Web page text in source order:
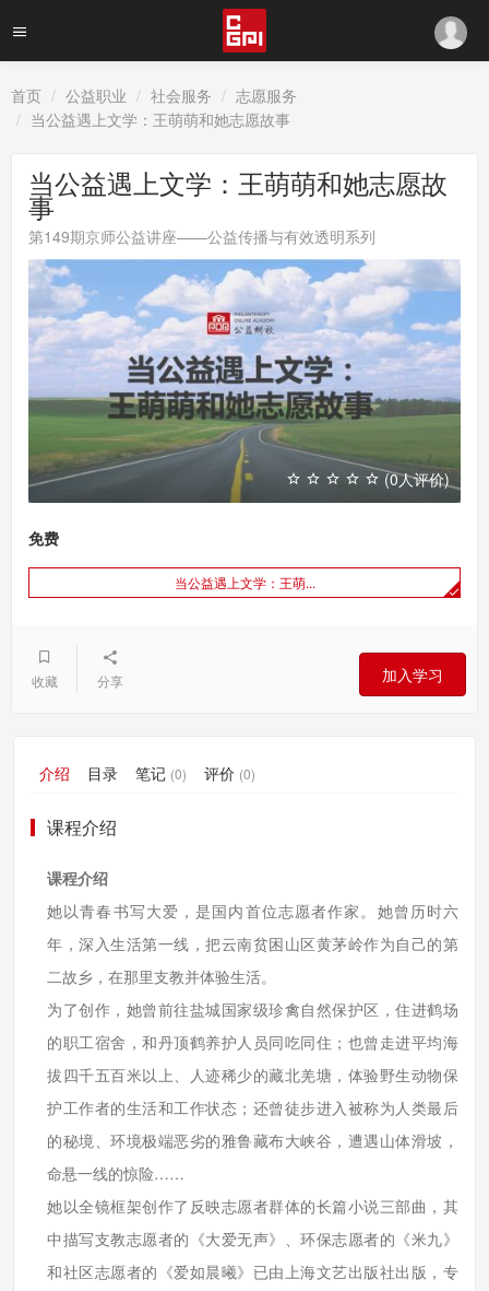
首页 公益职业 社会服务
志愿服务
当公益遇上文学：王萌萌和她志愿故事
当公益遇上文学：王萌萌和她志愿故
事
第149期京师公益讲座——公益传播与有效透明系列
(0人评价)
免费
当公益遇上文学：王萌...
收藏 分享 加入学习
介绍 目录 笔记 (0) 评价 (0)
课程介绍
课程介绍
她以青春书写大爱，是国内首位志愿者作家。她曾历时六
年，深入生活第一线，把云南贫困山区黄茅岭作为自己的第
二故乡，在那里支教并体验生活。
为了创作，她曾前往盐城国家级珍禽自然保护区，住进鹤场
的职工宿舍，和丹顶鹤养护人员同吃同住；也曾走进平均海
拔四千五百米以上、人迹稀少的藏北羌塘，体验野生动物保
护工作者的生活和工作状态；还曾徒步进入被称为人类最后
的秘境、环境极端恶劣的雅鲁藏布大峡谷，遭遇山体滑坡，
命悬一线的惊险……
她以全镜框架创作了反映志愿者群体的长篇小说三部曲，其
中描写支教志愿者的《大爱无声》、环保志愿者的《米九》
和社区志愿者的《爱如晨曦》已由上海文艺出版社出版，专